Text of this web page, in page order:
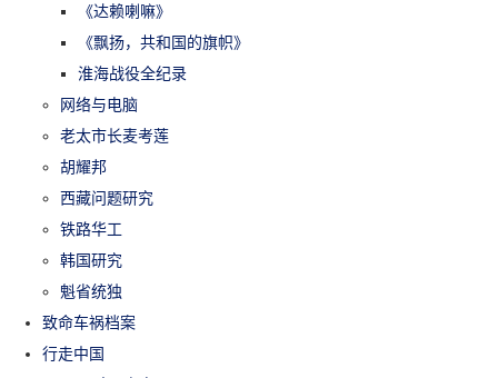
《达赖喇嘛》
《飘扬，共和国的旗帜》
淮海战役全纪录
网络与电脑
老太市长麦考莲
胡耀邦
西藏问题研究
铁路华工
韩国研究
魁省统独
致命车祸档案
行走中国